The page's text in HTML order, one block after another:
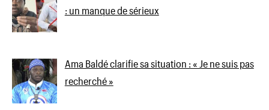
: un manque de sérieux
Ama Baldé clarifie sa situation : « Je ne suis pas
recherché »